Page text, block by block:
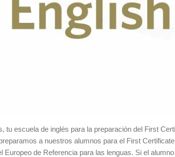
escuela de inglés para la preparación del First
a nuestros alumnos para el First
de Referencia para las lenguas. Si el